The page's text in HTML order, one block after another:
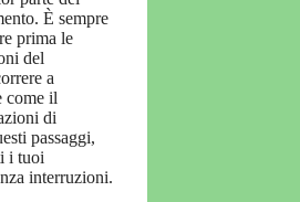
È sempre
prima le
del
a
come il
di
passaggi,
i tuoi
interruzioni.